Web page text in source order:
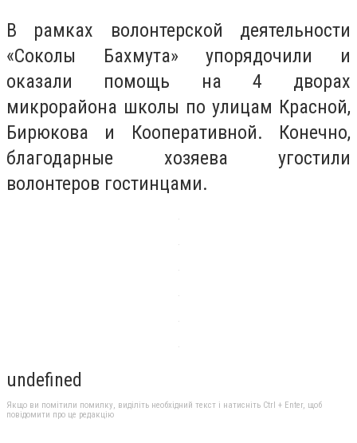
В рамках волонтерской деятельности
«Соколы Бахмута» упорядочили и
оказали помощь на 4 дворах
микрорайона школы по улицам Красной,
Бирюкова и Кооперативной. Конечно,
благодарные хозяева угостили
волонтеров гостинцами.
undefined
Якщо ви помітили помилку, виділіть необхідний текст і натисніть Ctrl + Enter, щоб
повідомити про це редакцію